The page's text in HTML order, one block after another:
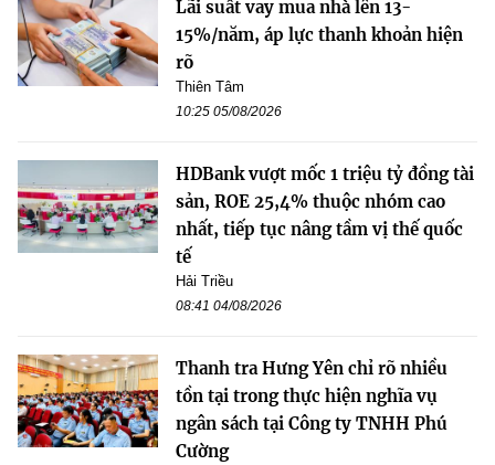
Lãi suất vay mua nhà lên 13-
15%/năm, áp lực thanh khoản hiện
rõ
Thiên Tâm
10:25 05/08/2026
HDBank vượt mốc 1 triệu tỷ đồng tài
sản, ROE 25,4% thuộc nhóm cao
nhất, tiếp tục nâng tầm vị thế quốc
tế
Hải Triều
08:41 04/08/2026
Thanh tra Hưng Yên chỉ rõ nhiều
tồn tại trong thực hiện nghĩa vụ
ngân sách tại Công ty TNHH Phú
Cường